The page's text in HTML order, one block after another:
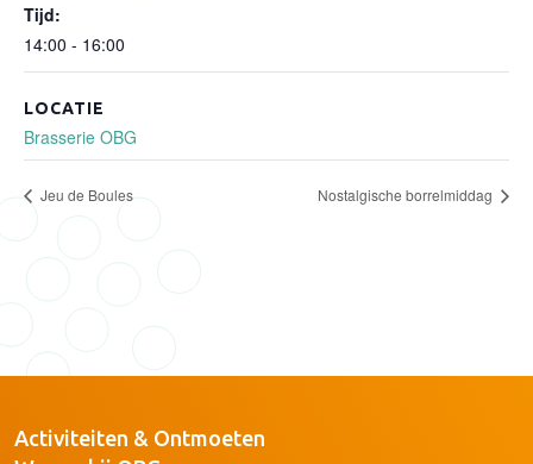
Tijd:
14:00 - 16:00
LOCATIE
Brasserie OBG
Jeu de Boules Nostalgische borrelmiddag
Activiteiten & Ontmoeten